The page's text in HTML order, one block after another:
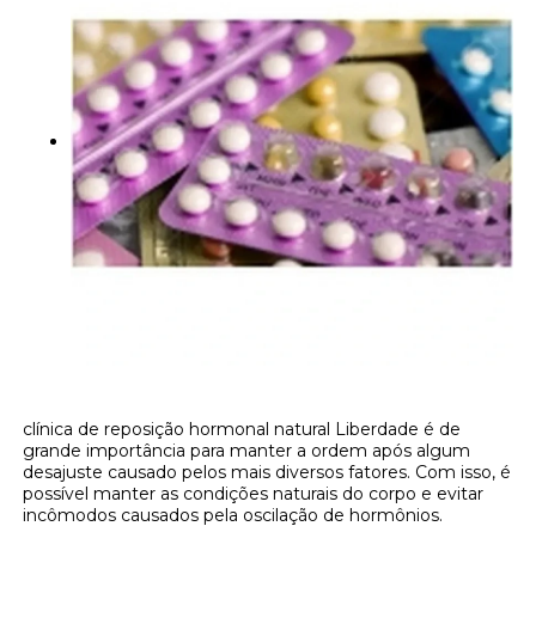
clínica de reposição hormonal natural Liberdade é de
grande importância para manter a ordem após algum
desajuste causado pelos mais diversos fatores. Com isso, é
possível manter as condições naturais do corpo e evitar
incômodos causados pela oscilação de hormônios.